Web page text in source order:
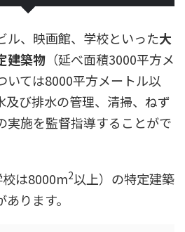
ル、映画館、学校といった大
建築物 （延べ面積3000平方メ
いては8000平方メートル以
及び排水の管理、清掃、ねず
実施を監督指導することがで
は8000m2以上）の特定建築
あります。